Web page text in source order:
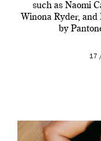
such as Naomi
Winona Ryder, and
by
17